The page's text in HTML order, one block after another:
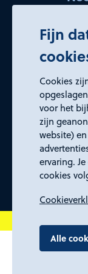
Fijn
Cookies
voor het
zijn
website)
ervaring.
cookies
Alle
Wij